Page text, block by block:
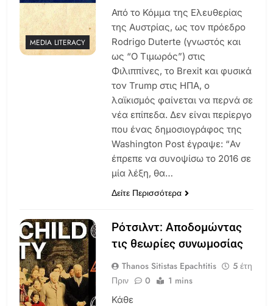
MEDIA LITERACY
Από το Κόμμα της Ελευθερίας
της Αυστρίας, ως τον πρόεδρο
Rodrigo Duterte (γνωστός και
ως “Ο Τιμωρός”) στις
Φιλιππίνες, το Brexit και φυσικά
τον Trump στις ΗΠΑ, ο
λαϊκισμός φαίνεται να περνά σε
νέα επίπεδα. Δεν είναι περίεργο
που ένας δημοσιογράφος της
Washington Post έγραψε: “Αν
έπρεπε να συνοψίσω το 2016 σε
μία λέξη, θα…
Δείτε Περισσότερα
Ρότσιλντ: Αποδομώντας
τις θεωρίες συνωμοσίας
Thanos Sitistas Epachtitis
5 έτη
Πριν
0 1 mins
Κάθε